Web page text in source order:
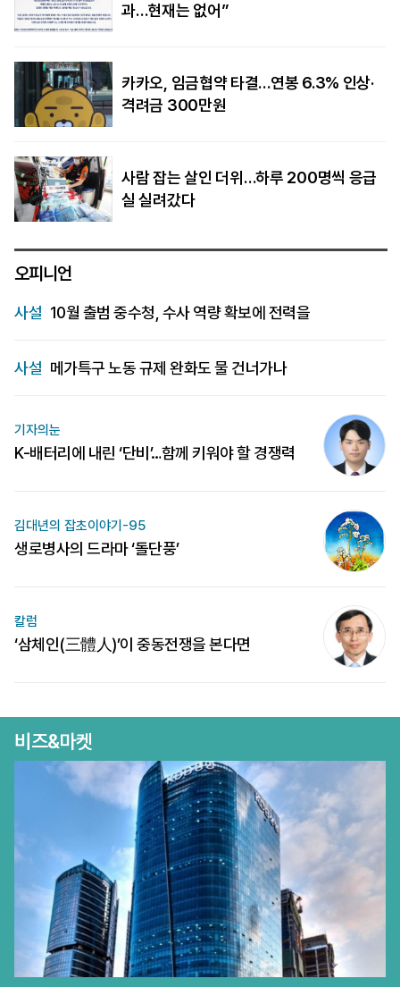
과…현재는 없어”
카카오, 임금협약 타결…연봉 6.3% 인상·
격려금 300만원
사람 잡는 살인 더위…하루 200명씩 응급
실 실려갔다
오피니언
사설 10월 출범 중수청, 수사 역량 확보에 전력을
사설 메가특구 노동 규제 완화도 물 건너가나
기자의눈
K-배터리에 내린 ‘단비’…함께 키워야 할 경쟁력
김대년의 잡초이야기-95
생로병사의 드라마 ‘돌단풍’
칼럼
‘삼체인(三體人)’이 중동전쟁을 본다면
비즈&마켓